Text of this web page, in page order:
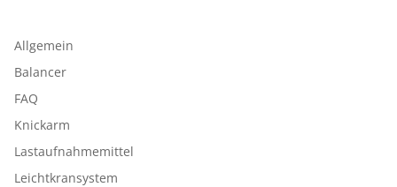
Allgemein
Balancer
FAQ
Knickarm
Lastaufnahmemittel
Leichtkransystem